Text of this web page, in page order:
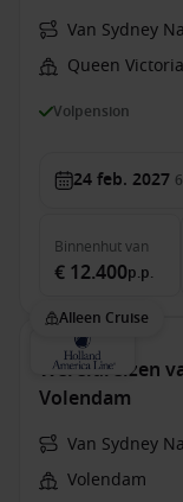
Van Sydney
Queen Victoria
Volpension
24 feb. 2027
Binnenhutvan
€ 12.400p.p.
Alleen Cruise
Wereldreizen
Volendam
Van Sydney
Volendam